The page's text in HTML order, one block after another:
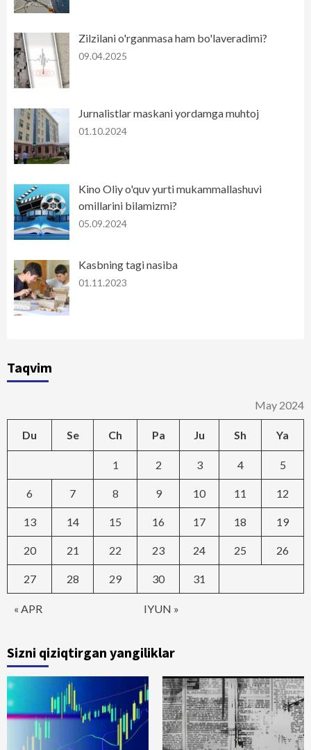
Zilzilani o'rganmasa ham bo'laveradimi?
09.04.2025
Jurnalistlar maskani yordamga muhtoj
01.10.2024
Kino Oliy o'quv yurti mukammallashuvi
omillarini bilamizmi?
05.09.2024
Kasbning tagi nasiba
01.11.2023
Taqvim
May 2024
Du Se Ch Pa Ju Sh Ya
« APR IYUN »
1 2 3 4 5
6 7 8 9 10 11 12
13 14 15 16 17 18 19
20 21 22 23 24 25 26
27 28 29 30 31
Sizni qiziqtirgan yangiliklar